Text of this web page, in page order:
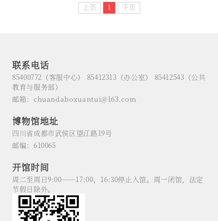
上页 1 下页
联系电话
85400772（客服中心） 85412313（办公室） 85412543（公共
教育与服务部）
邮箱：chuandaboxuantui@163.com
博物馆地址
四川省成都市武侯区望江路19号
邮编：610065
开馆时间
周二至周日9:00——17:00，16:30停止入馆。周一闭馆，法定
节假日除外。